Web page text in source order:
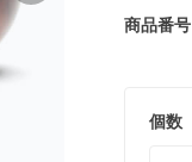
商品番号
個数